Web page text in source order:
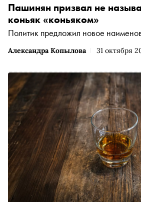
Александра Копылова 31 октября
Пашинян призвал не
коньяк «коньяком»
Политик предложил новое